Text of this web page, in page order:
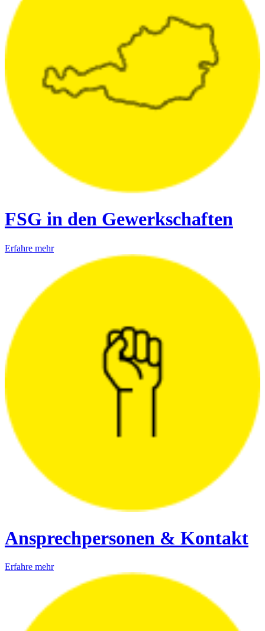
FSG in den Gewerkschaften
Erfahre mehr
Ansprechpersonen & Kontakt
Erfahre mehr